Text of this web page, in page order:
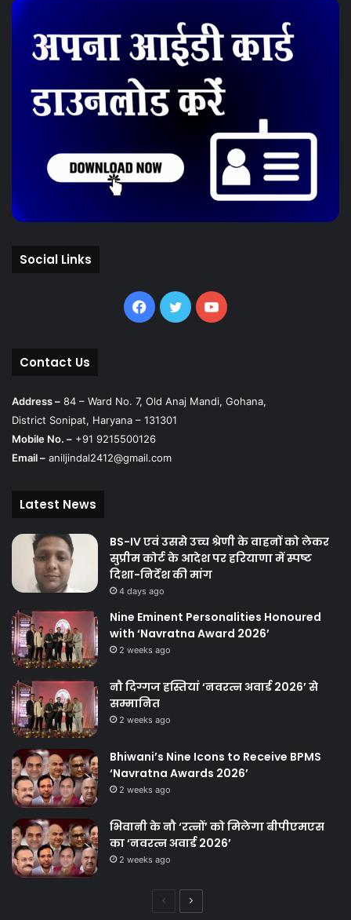
Social Links
Facebook
TwitterYouTube
Contact Us
Address – 84 – Ward No. 7, Old Anaj Mandi, Gohana,
District Sonipat, Haryana – 131301
Mobile No. – +91 9215500126
Email – aniljindal2412@gmail.com
Latest News
BS-IV एवं उससे उच्च श्रेणी के वाहनों को लेकर
सुप्रीम कोर्ट के आदेश पर हरियाणा में स्पष्ट
दिशा-निर्देश की मांग
4 days ago
Nine Eminent Personalities Honoured
with ‘Navratna Award 2026’
2 weeks ago
नौ दिग्गज हस्तियां ‘नवरत्न अवार्ड 2026’ से
सम्मानित
2 weeks ago
Bhiwani’s Nine Icons to Receive BPMS
‘Navratna Awards 2026’
2 weeks ago
भिवानी के नौ ‘रत्नों’ को मिलेगा बीपीएमएस
का ‘नवरत्न अवार्ड 2026’
2 weeks ago
PreviousNext